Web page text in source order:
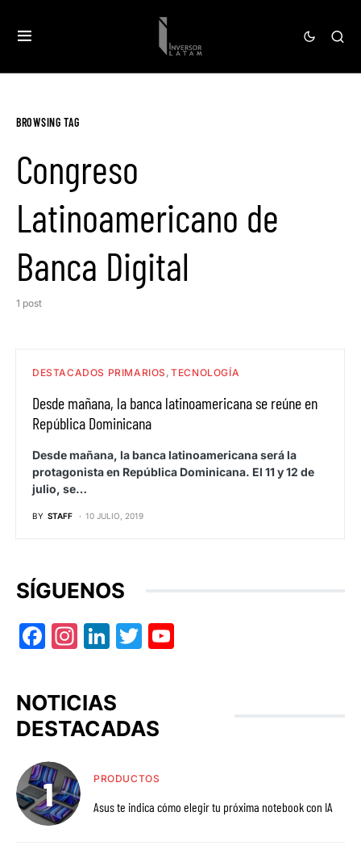
BROWSING TAG
Congreso
Latinoamericano de
Banca Digital
1 post
DESTACADOS PRIMARIOS TECNOLOGÍA
Desde mañana, la banca latinoamericana se reúne en
República Dominicana
Desde mañana, la banca latinoamericana será la
protagonista en República Dominicana. El 11 y 12 de
julio, se…
BY STAFF 10 JULIO, 2019
SÍGUENOS
Facebook
Instagram
LinkedIn
Twitter
NOTICIAS
DESTACADAS
PRODUCTOS
Asus te indica cómo elegir tu próxima notebook con IA